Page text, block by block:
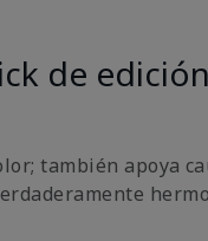
de edición
también apoya